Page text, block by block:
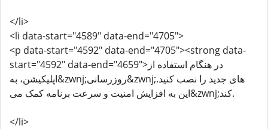
</li>
<li data-start="4589" data-end="4705">
<p data-start="4592" data-end="4705"><strong data-
start="4592" data-end="4659">در هنگام استفاده از
اپلیکیشن، به&zwnj;روزرسانی&zwnj;های جدید را نصب کنید.
این به افزایش امنیت و سرعت برنامه کمک می&zwnj;کند.
</li>